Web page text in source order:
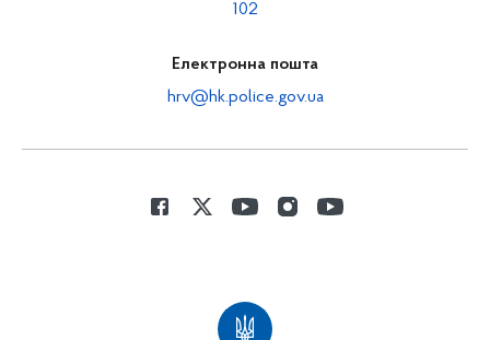
102
Електронна пошта
hrv@hk.police.gov.ua